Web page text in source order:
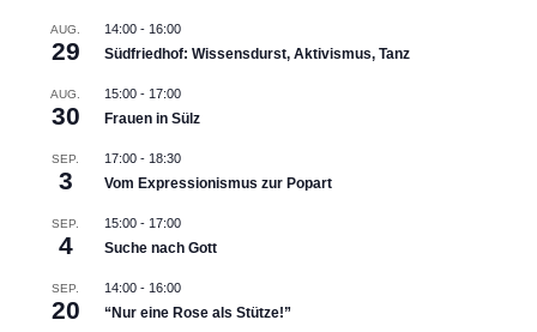
AUG.
29
14:00- 16:00
Südfriedhof: Wissensdurst, Aktivismus, Tanz
AUG.
30
15:00- 17:00
Frauen in Sülz
SEP.
3
17:00- 18:30
Vom Expressionismus zur Popart
SEP.
4
15:00- 17:00
Suche nach Gott
SEP.
20
14:00- 16:00
“Nur eine Rose als Stütze!”